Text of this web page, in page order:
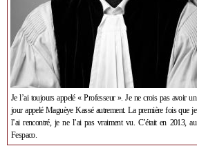
Je l’ai toujours appelé « Professeur ». Je ne crois pas avoir un
jour appelé Maguèye Kassé autrement. La première fois que je
l’ai rencontré, je ne l’ai pas vraiment vu. C’était en 2013, au
Fespaco.